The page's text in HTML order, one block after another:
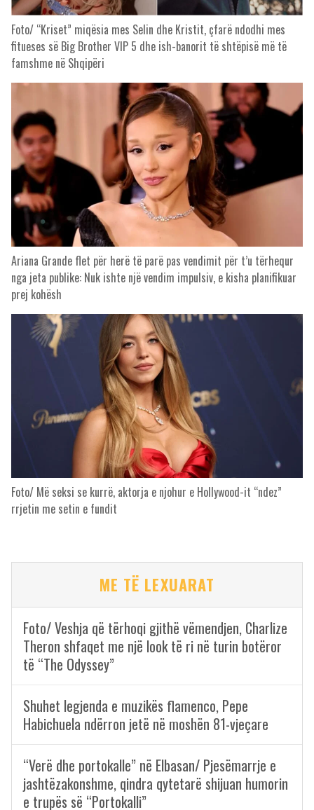
Foto/ “Kriset” miqësia mes Selin dhe Kristit, çfarë ndodhi mes
fitueses së Big Brother VIP 5 dhe ish-banorit të shtëpisë më të
famshme në Shqipëri
Ariana Grande flet për herë të parë pas vendimit për t’u tërhequr
nga jeta publike: Nuk ishte një vendim impulsiv, e kisha planifikuar
prej kohësh
Foto/ Më seksi se kurrë, aktorja e njohur e Hollywood-it “ndez”
rrjetin me setin e fundit
ME TË LEXUARAT
Foto/ Veshja që tërhoqi gjithë vëmendjen, Charlize
Theron shfaqet me një look të ri në turin botëror
të “The Odyssey”
Shuhet legjenda e muzikës flamenco, Pepe
Habichuela ndërron jetë në moshën 81-vjeçare
“Verë dhe portokalle” në Elbasan/ Pjesëmarrje e
jashtëzakonshme, qindra qytetarë shijuan humorin
e trupës së “Portokalli”